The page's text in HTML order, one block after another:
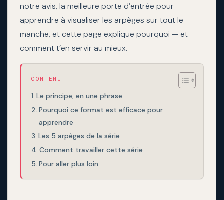
notre avis, la meilleure porte d’entrée pour
apprendre à visualiser les arpèges sur tout le
manche, et cette page explique pourquoi — et
comment t’en servir au mieux.
CONTENU
Le principe, en une phrase
Pourquoi ce format est efficace pour
apprendre
Les 5 arpèges de la série
Comment travailler cette série
Pour aller plus loin